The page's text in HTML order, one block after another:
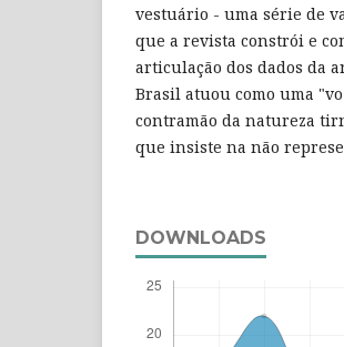
vestuário - uma série de
que a revista constrói e
articulação dos dados da
Brasil atuou como uma
contramão da natureza
que insiste na não
DOWNLOADS